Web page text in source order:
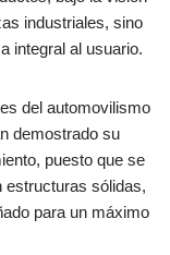
industriales, sino
integral al usuario.
del automovilismo
demostrado su
puesto que se
estructuras sólidas,
para un máximo